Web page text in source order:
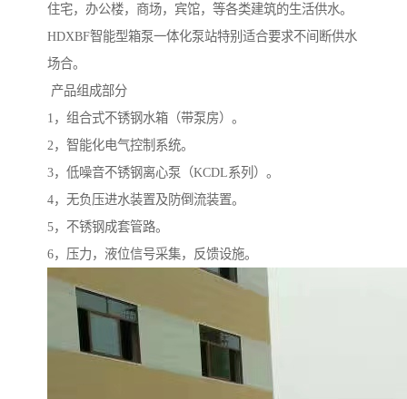
住宅，办公楼，商场，宾馆，等各类建筑的生活供水。
HDXBF智能型箱泵一体化泵站特别适合要求不间断供水
场合。
产品组成部分
1，组合式不锈钢水箱（带泵房）。
2，智能化电气控制系统。
3，低噪音不锈钢离心泵（KCDL系列）。
4，无负压进水装置及防倒流装置。
5，不锈钢成套管路。
6，压力，液位信号采集，反馈设施。